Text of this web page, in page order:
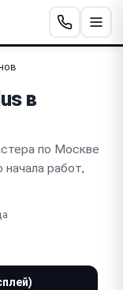
в
по Москве
работ,